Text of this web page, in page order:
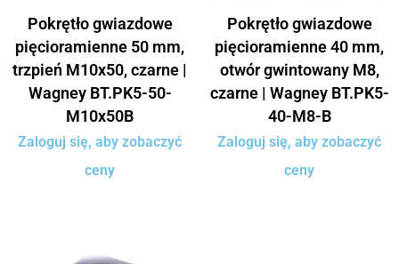
Pokrętło gwiazdowe
pięcioramienne 50 mm,
trzpień M10x50, czarne |
Wagney BT.PK5-50-
M10x50B
Zaloguj się, aby zobaczyć
ceny
Pokrętło gwiazdowe
pięcioramienne 40 mm,
otwór gwintowany M8,
czarne | Wagney BT.PK5-
40-M8-B
Zaloguj się, aby zobaczyć
ceny